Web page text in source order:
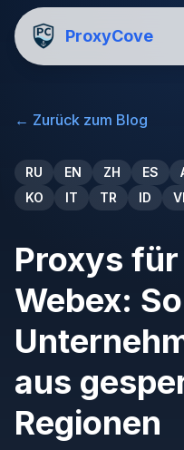
ProxyCove
← Zurück zum Blog
RU EN ZH ES
KO
IT TR ID VI
Proxys
Webex:
aus
Regionen